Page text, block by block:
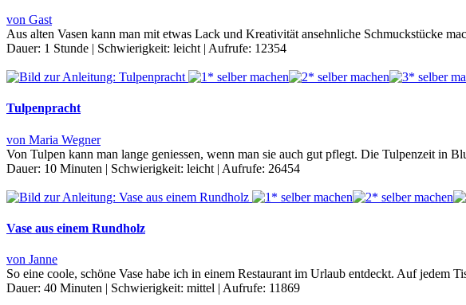
von Gast
Aus alten Vasen kann man mit etwas Lack und Kreativität ansehnliche Schmuckstücke
Dauer: 1 Stunde | Schwierigkeit: leicht | Aufrufe: 12354
Tulpenpracht
von Maria Wegner
Von Tulpen kann man lange geniessen, wenn man sie auch gut pflegt. Die Tulpenzeit in
Dauer: 10 Minuten | Schwierigkeit: leicht | Aufrufe: 26454
Vase aus einem Rundholz
von Janne
So eine coole, schöne Vase habe ich in einem Restaurant im Urlaub entdeckt. Auf jedem
Dauer: 40 Minuten | Schwierigkeit: mittel | Aufrufe: 11869